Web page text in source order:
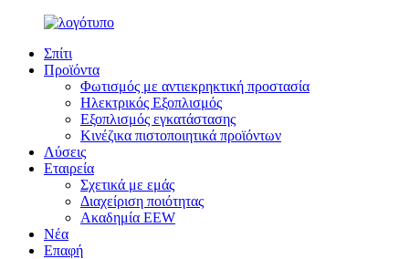
Σπίτι
Προϊόντα
Φωτισμός με αντιεκρηκτική προστασία
Ηλεκτρικός Εξοπλισμός
Εξοπλισμός εγκατάστασης
Κινέζικα πιστοποιητικά προϊόντων
Λύσεις
Εταιρεία
Σχετικά με εμάς
Διαχείριση ποιότητας
Ακαδημία EEW
Νέα
Επαφή